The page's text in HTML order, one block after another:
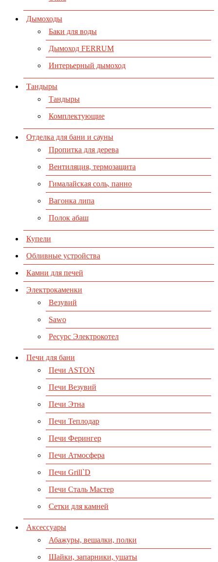
Дымоходы
Баки для воды
Дымоход FERRUM
Интерьерный дымоход
Тандыры
Тандыры
Комплектующие
Отделка для бани и сауны
Пропитка для дерева
Вентиляция, термозащита
Гималайская соль, панно
Вагонка липа
Полок абаш
Купели
Обливные устройства
Камни для печей
Электрокаменки
Везувий
Sawo
Ресурс Электрокотел
Печи для бани
Печи ASTON
Печи Везувий
Печи Этна
Печи Теплодар
Печи Ферингер
Печи Атмосфера
Печи Grill`D
Печи Сталь Мастер
Сетки для камней
Аксессуары
Абажуры, вешалки, полки
Шайки, запарники, ушаты